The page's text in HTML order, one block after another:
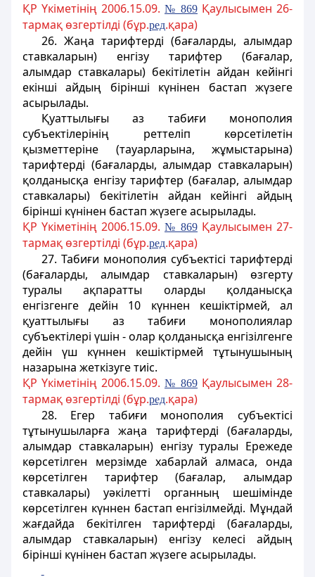
ҚР Үкіметінің 2006.15.09. № 869 Қаулысымен 26-
тармақ өзгертілді (бұр.ред.қара)
26. Жаңа тарифтердi (бағаларды, алымдар
ставкаларын) енгізу тарифтер (бағалар,
алымдар ставкалары) бекітілетін айдан кейінгі
екінші айдың бірiншi күнінен бастап жүзеге
асырылады.
Қуаттылығы аз табиғи монополия
субъектілерінің реттеліп көрсетілетін
қызметтеріне (тауарларына, жұмыстарына)
тарифтерді (бағаларды, алымдар ставкаларын)
қолданысқа енгізу тарифтер (бағалар, алымдар
ставкалары) бекітілетін айдан кейінгі айдың
бірінші күнінен бастап жүзеге асырылады.
ҚР Үкіметінің 2006.15.09. № 869 Қаулысымен 27-
тармақ өзгертілді (бұр.ред.қара)
27. Табиғи монополия субъектiсi тарифтердi
(бағаларды, алымдар ставкаларын) өзгерту
туралы ақпаратты оларды қолданысқа
енгізгенге дейiн 10 күннен кешіктірмей, ал
қуаттылығы аз табиғи монополиялар
субъектілері үшін - олар қолданысқа енгізілгенге
дейін үш күннен кешіктірмей тұтынушының
назарына жеткізуге тиіс.
ҚР Үкіметінің 2006.15.09. № 869 Қаулысымен 28-
тармақ өзгертілді (бұр.ред.қара)
28. Егер табиғи монополия субъектiсi
тұтынушыларға жаңа тарифтердi (бағаларды,
алымдар ставкаларын) енгізу туралы Ережеде
көрсетілген мерзiмде хабарлай алмаса, онда
көрсетілген тарифтер (бағалар, алымдар
ставкалары) уәкiлеттi органның шешімінде
көрсетiлген күннен бастап енгізілмейді. Мұндай
жағдайда бекітілген тарифтердi (бағаларды,
алымдар ставкаларын) енгізу келесі айдың
бірінші күнінен бастап жүзеге асырылады.